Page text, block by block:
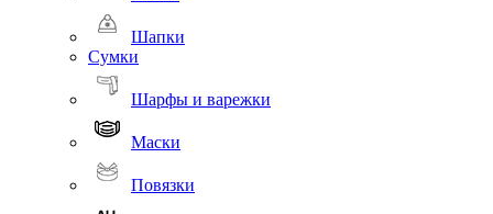
Шапки
Сумки
Шарфы и варежки
Маски
Повязки